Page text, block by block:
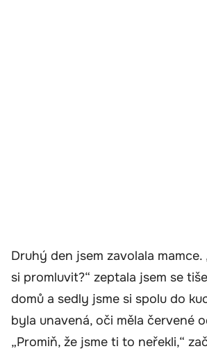
Druhý den jsem zavolala mamce.
si promluvit?“ zeptala jsem se
domů a sedly jsme si spolu do
byla unavená, oči měla červené
„Promiň, že jsme ti to neřekli,“